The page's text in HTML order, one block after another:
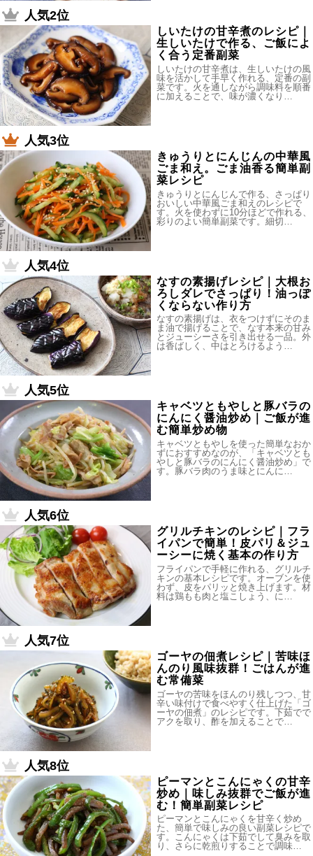
人気2位
しいたけの甘辛煮のレシピ｜
生しいたけで作る、ご飯によ
く合う定番副菜
しいたけの甘辛煮は、生しいたけの風
味を活かして手早く作れる、定番の副
菜です。火を通しながら調味料を順番
に加えることで、味が濃くなり…
人気3位
きゅうりとにんじんの中華風
ごま和え。ごま油香る簡単副
菜レシピ
きゅうりとにんじんで作る、さっぱり
おいしい中華風ごま和えのレシピで
す。火を使わずに10分ほどで作れる、
彩りのよい簡単副菜です。細切…
人気4位
なすの素揚げレシピ｜大根お
ろしダレでさっぱり！油っぽ
くならない作り方
なすの素揚げは、衣をつけずにそのま
ま油で揚げることで、なす本来の甘み
とジューシーさを引き出せる一品。外
は香ばしく、中はとろけるよう…
人気5位
キャベツともやしと豚バラの
にんにく醤油炒め｜ご飯が進
む簡単炒め物
キャベツともやしを使った簡単なおか
ずにおすすめなのが、「キャベツとも
やしと豚バラのにんにく醤油炒め」で
す。豚バラ肉のうま味とにんに…
人気6位
グリルチキンのレシピ｜フラ
イパンで簡単！皮パリ＆ジュ
ーシーに焼く基本の作り方
フライパンで手軽に作れる、グリルチ
キンの基本レシピです。オーブンを使
わず、皮をパリッと焼き上げます。材
料は鶏もも肉と塩こしょう、に…
人気7位
ゴーヤの佃煮レシピ｜苦味ほ
んのり風味抜群！ごはんが進
む常備菜
ゴーヤの苦味をほんのり残しつつ、甘
辛い味付けで食べやすく仕上げた「ゴ
ーヤの佃煮」のレシピです。下茹でで
アクを取り、酢を加えることで…
人気8位
ピーマンとこんにゃくの甘辛
炒め｜味しみ抜群でご飯が進
む！簡単副菜レシピ
ピーマンとこんにゃくを甘辛く炒め
た、簡単で味しみの良い副菜レシピで
す。こんにゃくは下茹でして臭みを取
り、さらに乾煎りすることで調味…